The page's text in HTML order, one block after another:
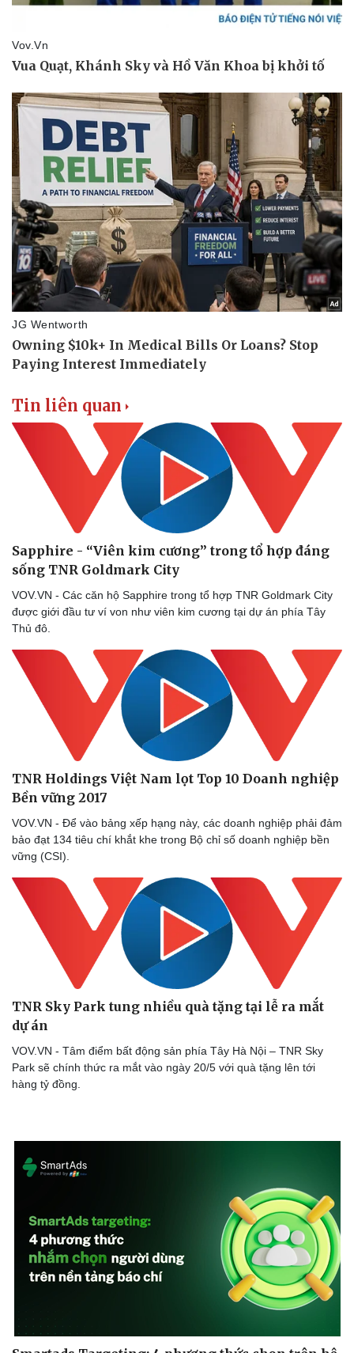
Lịch thi đấu bóng đá
eSports
Hậu trường
Xe máy
Vì cộng đồng
Tin liên quan
Sapphire - “Viên kim cương” trong tổ hợp đáng
sống TNR Goldmark City
VOV.VN - Các căn hộ Sapphire trong tổ hợp TNR Goldmark City
được giới đầu tư ví von như viên kim cương tại dự án phía Tây
Thủ đô.
TNR Holdings Việt Nam lọt Top 10 Doanh nghiệp
Bền vững 2017
VOV.VN - Để vào bảng xếp hạng này, các doanh nghiệp phải đảm
bảo đạt 134 tiêu chí khắt khe trong Bộ chỉ số doanh nghiệp bền
vững (CSI).
TNR Sky Park tung nhiều quà tặng tại lễ ra mắt
dự án
VOV.VN - Tâm điểm bất động sản phía Tây Hà Nội – TNR Sky
Park sẽ chính thức ra mắt vào ngày 20/5 với quà tặng lên tới
hàng tỷ đồng.